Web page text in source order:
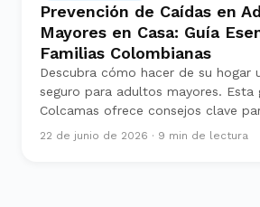
Prevención de Caídas en
Mayores en Casa: Guía
Familias Colombianas
Descubra cómo hacer de su hogar
seguro para adultos mayores. Esta
Colcamas ofrece consejos clave
y proteger a sus seres queridos en
22 de junio de 2026 · 9 min de lectura